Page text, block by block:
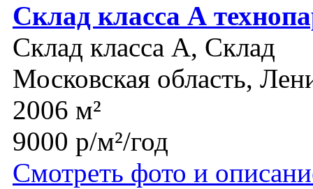
Склад класса А
Склад класса A, Склад
Московская область,
2006 м²
9000 р/м²/год
Смотреть фото и